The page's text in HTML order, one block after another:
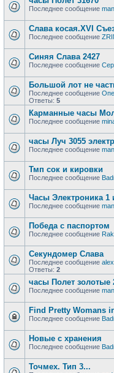
Последнее сообщение
Слава косая.XVI
Последнее сообщение
Синяя Слава 2427
Последнее сообщение
Большой лот не
Последнее сообщение
Ответы: 5
Карманные часы
Последнее сообщение
часы Луч 3055
Последнее сообщение
Тмп сок и кировки
Последнее сообщение
Часы Электроника
Последнее сообщение
Победа с паспортом
Последнее сообщение
Секундомер Слава
Последнее сообщение
Ответы: 2
часы Полет золотые
Последнее сообщение
Find Pretty Womans
Последнее сообщение
Новые с хранения
Последнее сообщение
Точмех. Тип 3...